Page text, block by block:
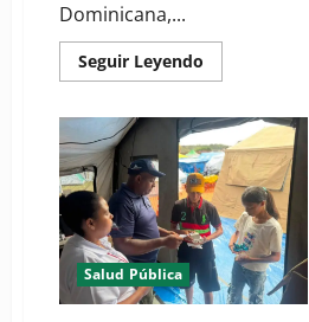
Dominicana,...
Seguir Leyendo
more
LLegará
hoy
a
RD
el
equipo
de
"Misión
Humanitaria"
del
MSP
que
Salud Pública